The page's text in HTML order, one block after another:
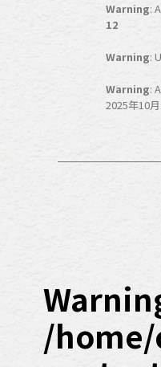
Warning:
12
Warning:
Warning:
2025年10
/